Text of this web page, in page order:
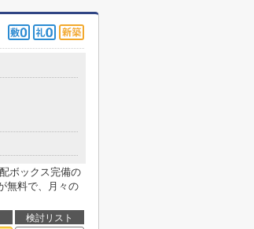
ボックス完備の
無料で、月々の
検討リスト